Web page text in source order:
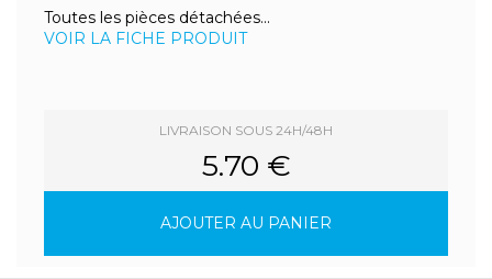
Toutes les pièces détachées...
VOIR LA FICHE PRODUIT
LIVRAISON SOUS 24H/48H
5.70 €
AJOUTER AU PANIER